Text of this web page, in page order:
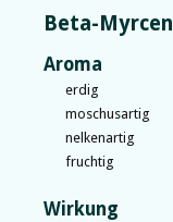
Beta-Myrcen
Aroma
erdig
moschusartig
nelkenartig
fruchtig
Wirkung